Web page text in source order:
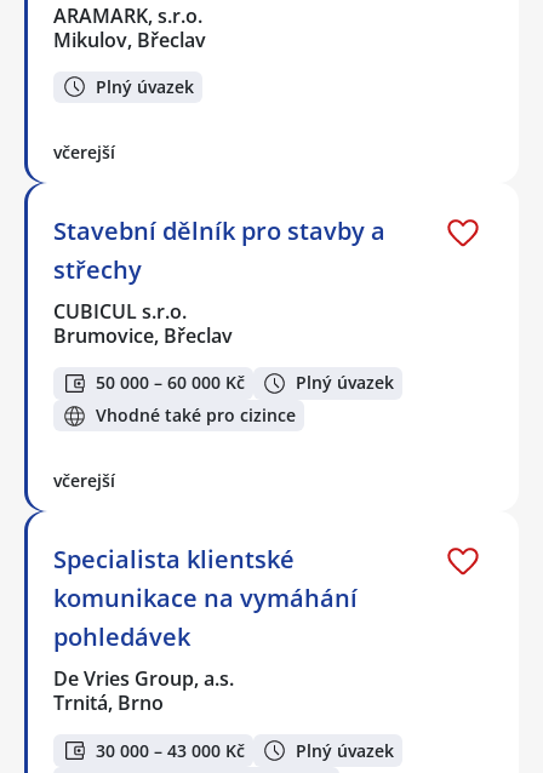
ARAMARK, s.r.o.
Mikulov, Břeclav
Plný úvazek
včerejší
Stavební dělník pro stavby a
střechy
CUBICUL s.r.o.
Brumovice, Břeclav
50 000 – 60 000 Kč
Plný úvazek
Vhodné také pro cizince
včerejší
Specialista klientské
komunikace na vymáhání
pohledávek
De Vries Group, a.s.
Trnitá, Brno
30 000 – 43 000 Kč
Plný úvazek